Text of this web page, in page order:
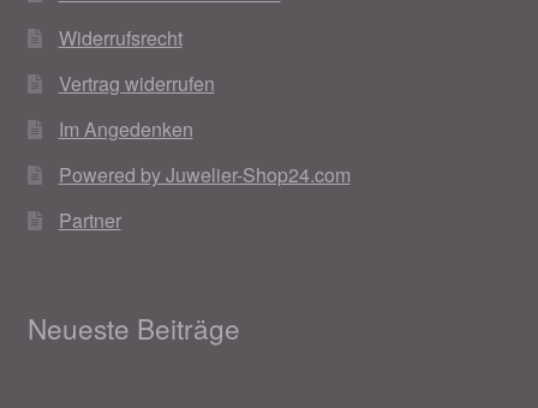
Weihnachtsangebote 2019
Weihnachtsangebote 2020
Weihnachtsangebote 2021
Widerrufsrecht
Widerrufsrecht
Vertrag widerrufen
Im Angedenken
Powered by Juwelier-Shop24.com
Partner
Neueste Beiträge